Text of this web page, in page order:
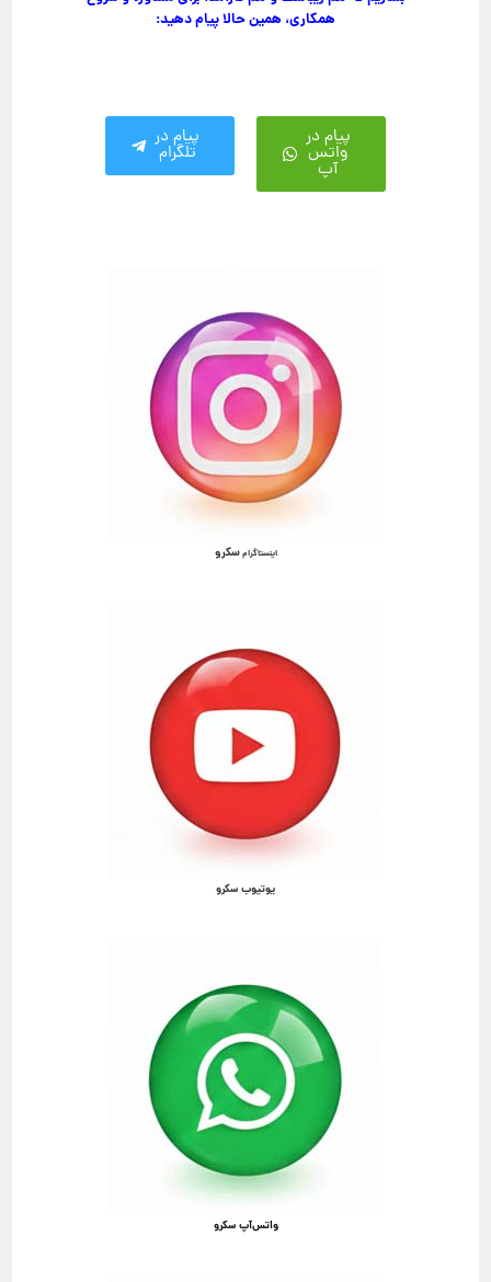
همکاری، همین حالا پیام دهید:
پیام در
واتس
آپ
پیام در
تلگرام
اینستاگرامسکرو
یوتیوب سکرو
واتس‌آپ سکرو